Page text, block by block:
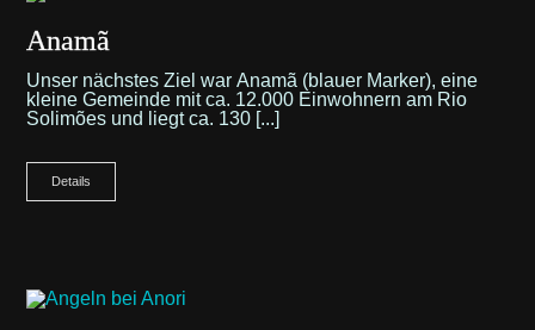
Anamã
Unser nächstes Ziel war Anamã (blauer Marker), eine
kleine Gemeinde mit ca. 12.000 Einwohnern am Rio
Solimões und liegt ca. 130 [...]
Details